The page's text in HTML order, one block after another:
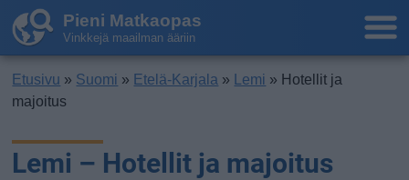
Pieni Matkaopas
Vinkkejä maailman ääriin
Etusivu » Suomi » Etelä-Karjala » Lemi » Hotellit ja
majoitus
Lemi – Hotellit ja majoitus